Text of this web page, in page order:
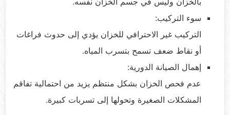
سوء التركيب:
التركيب غير الاحترافي للخزان يؤدي إلى حدوث فراغات
أو نقاط ضعف تسمح بتسرب المياه.
إهمال الصيانة الدورية:
عدم فحص الخزان بشكل منتظم يزيد من احتمالية تفاقم
المشكلات الصغيرة وتحولها إلى تسربات كبيرة.